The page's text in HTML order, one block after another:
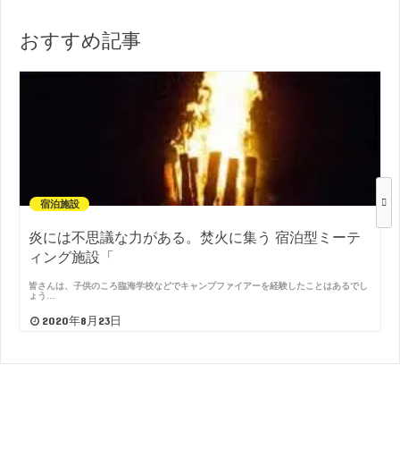
おすすめ記事
宿泊施設
炎には不思議な力がある。焚火に集う 宿泊型ミーテ
ィング施設「
皆さんは、子供のころ臨海学校などでキャンプファイアーを経験したことはあるでし
ょう…
2020年8月23日